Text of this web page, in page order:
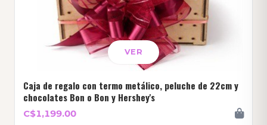
VER
Caja de regalo con termo metálico, peluche de 22cm y
chocolates Bon o Bon y Hershey's
C$1,199.00